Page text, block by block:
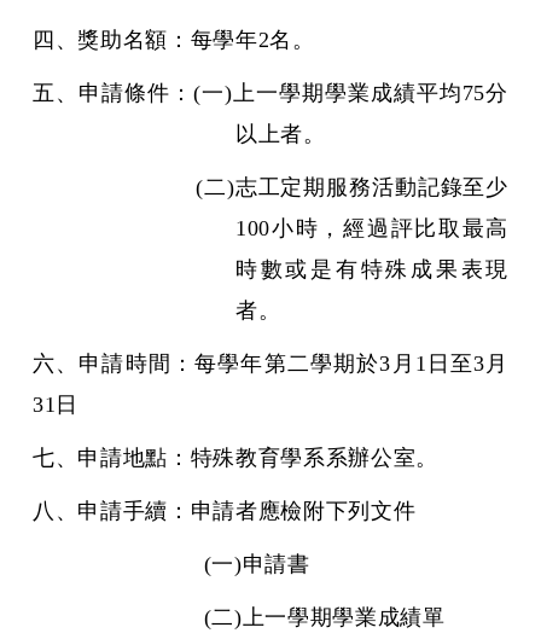
四、獎助名額：每學年2名。
五、申請條件：(一)上一學期學業成績平均75分
以上者。
(二)志工定期服務活動記錄至少
100小時，經過評比取最高
時數或是有特殊成果表現
者。
六、申請時間：每學年第二學期於3月1日至3月
31日
七、申請地點：特殊教育學系系辦公室。
八、申請手續：申請者應檢附下列文件
(一)申請書
(二)上一學期學業成績單